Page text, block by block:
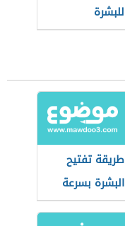
للبشرة
طريقة تفتيح
البشرة بسرعة